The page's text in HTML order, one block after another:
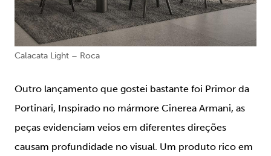
Calacata Light – Roca
Outro lançamento que gostei bastante foi Primor da
Portinari, Inspirado no mármore Cinerea Armani, as
peças evidenciam veios em diferentes direções
causam profundidade no visual. Um produto rico em